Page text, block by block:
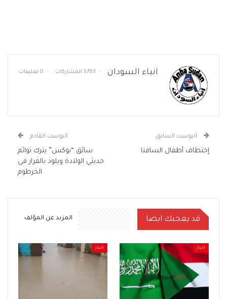
انباء السودان 5763 المشاركات 0 تعليقات
البوست السابق
إختطاف أطفال السافنا
البوست القادم
سائق “بوكس” يترك توائم
حديثي الولادة ويلوذ بالفرار في
الخرطوم
قد يعجبك ايضا المزيد عن المؤلف
اخبار اخبار